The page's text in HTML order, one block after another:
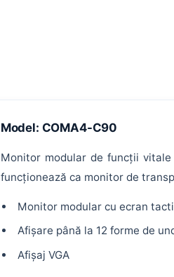
Model: COMA4-C90
Monitor modular de funcții
funcționează ca monitor de
Monitor modular cu ecran
Afișare până la 12 forme de
Afișaj VGA